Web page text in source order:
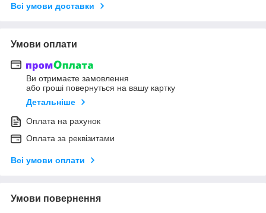
Всі умови доставки
Умови оплати
Ви отримаєте замовлення
або гроші повернуться на вашу картку
Детальніше
Оплата на рахунок
Оплата за реквізитами
Всі умови оплати
Умови повернення